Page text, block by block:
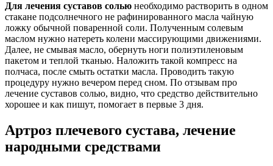
Для лечения суставов солью необходимо растворить в одном
стакане подсолнечного не рафинированного масла чайную
ложку обычной поваренной соли. Полученным солевым
маслом нужно натереть колени массирующими движениями.
Далее, не смывая масло, обернуть ноги полиэтиленовым
пакетом и теплой тканью. Наложить такой компресс на
полчаса, после смыть остатки масла. Проводить такую
процедуру нужно вечером перед сном. По отзывам про
лечение суставов солью, видно, что средство действительно
хорошее и как пишут, помогает в первые 3 дня.
Артроз плечевого сустава, лечение
народными средствами